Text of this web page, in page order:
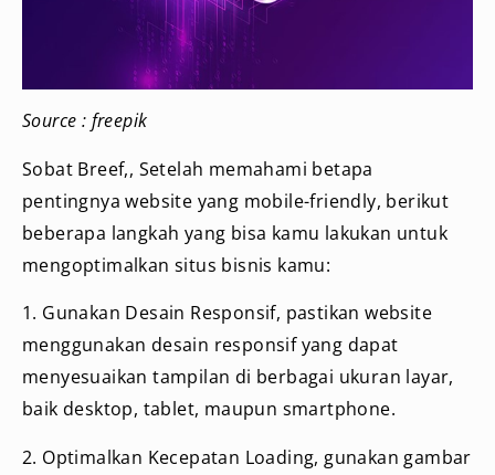
Source : freepik
Sobat Breef,, Setelah memahami betapa
pentingnya website yang mobile-friendly, berikut
beberapa langkah yang bisa kamu lakukan untuk
mengoptimalkan situs bisnis kamu:
1. Gunakan Desain Responsif, pastikan website
menggunakan desain responsif yang dapat
menyesuaikan tampilan di berbagai ukuran layar,
baik desktop, tablet, maupun smartphone.
2. Optimalkan Kecepatan Loading, gunakan gambar